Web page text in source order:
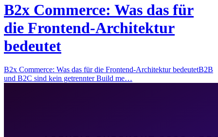
B2x Commerce: Was das für
die Frontend-Architektur
bedeutet
B2x Commerce: Was das für die Frontend-Architektur bedeutetB2B
und B2C sind kein getrennter Build me…